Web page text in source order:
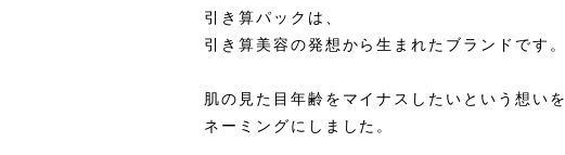
引き算パックは、
引き算美容の発想から生まれたブランドです。
肌の見た目年齢をマイナスしたいという想いを
ネーミングにしました。